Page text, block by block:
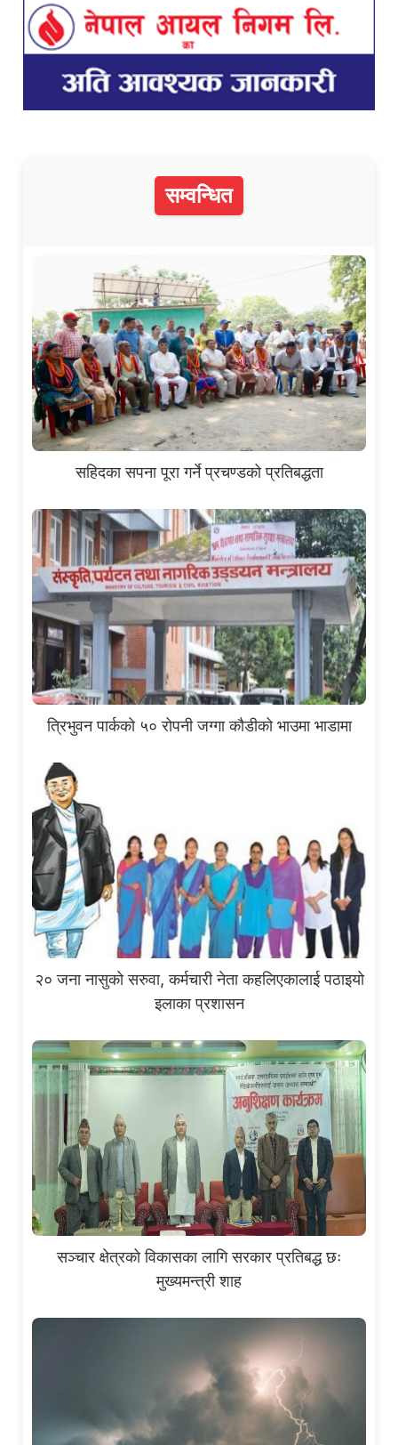
सम्वन्धित
सहिदका सपना पूरा गर्ने प्रचण्डको प्रतिबद्धता
त्रिभुवन पार्कको ५० रोपनी जग्गा कौडीको भाउमा भाडामा
२० जना नासुको सरुवा, कर्मचारी नेता कहलिएकालाई पठाइयो
इलाका प्रशासन
सञ्चार क्षेत्रको विकासका लागि सरकार प्रतिबद्ध छः
मुख्यमन्त्री शाह